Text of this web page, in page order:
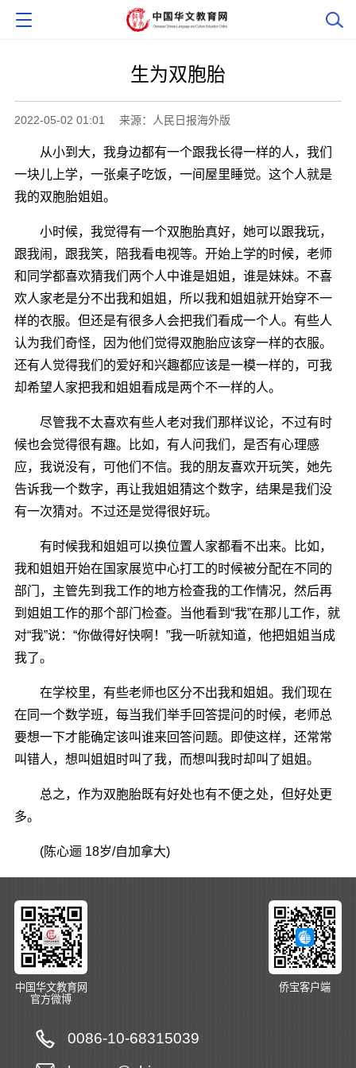
生为双胞胎
2022-05-02 01:01 来源：人民日报海外版
从小到大，我身边都有一个跟我长得一样的人，我们
一块儿上学，一张桌子吃饭，一间屋里睡觉。这个人就是
我的双胞胎姐姐。
小时候，我觉得有一个双胞胎真好，她可以跟我玩，
跟我闹，跟我笑，陪我看电视等。开始上学的时候，老师
和同学都喜欢猜我们两个人中谁是姐姐，谁是妹妹。不喜
欢人家老是分不出我和姐姐，所以我和姐姐就开始穿不一
样的衣服。但还是有很多人会把我们看成一个人。有些人
认为我们奇怪，因为他们觉得双胞胎应该穿一样的衣服。
还有人觉得我们的爱好和兴趣都应该是一模一样的，可我
却希望人家把我和姐姐看成是两个不一样的人。
尽管我不太喜欢有些人老对我们那样议论，不过有时
候也会觉得很有趣。比如，有人问我们，是否有心理感
应，我说没有，可他们不信。我的朋友喜欢开玩笑，她先
告诉我一个数字，再让我姐姐猜这个数字，结果是我们没
有一次猜对。不过还是觉得很好玩。
有时候我和姐姐可以换位置人家都看不出来。比如，
我和姐姐开始在国家展览中心打工的时候被分配在不同的
部门，主管先到我工作的地方检查我的工作情况，然后再
到姐姐工作的那个部门检查。当他看到“我”在那儿工作，就
对“我”说：“你做得好快啊！”我一听就知道，他把姐姐当成
我了。
在学校里，有些老师也区分不出我和姐姐。我们现在
在同一个数学班，每当我们举手回答提问的时候，老师总
要想一下才能确定该叫谁来回答问题。即使这样，还常常
叫错人，想叫姐姐时叫了我，而想叫我时却叫了姐姐。
总之，作为双胞胎既有好处也有不便之处，但好处更
多。
(陈心逦 18岁/自加拿大)
中国华文教育网
官方微博
侨宝客户端
0086-10-68315039